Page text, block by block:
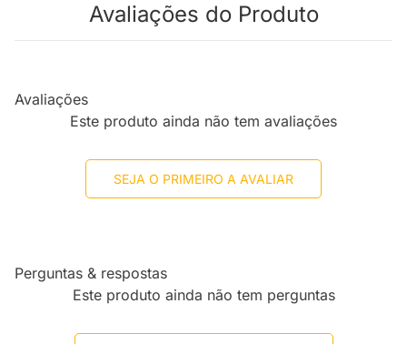
Avaliações do Produto
Avaliações
Este produto ainda não tem avaliações
SEJA O PRIMEIRO A AVALIAR
Perguntas & respostas
Este produto ainda não tem perguntas